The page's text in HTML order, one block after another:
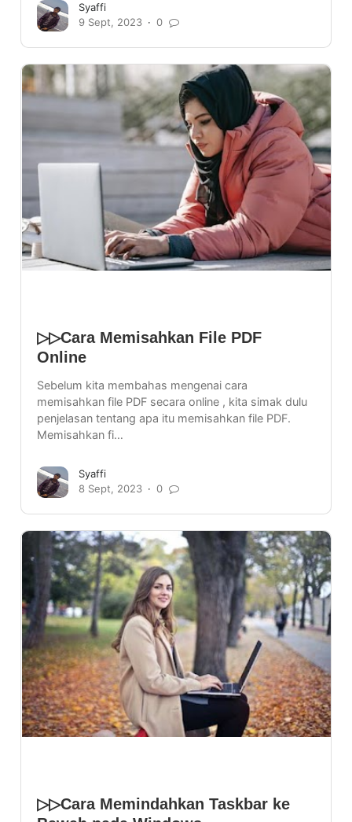
Syaffi
9 Sept, 2023
0
▷▷Cara Memisahkan File PDF
Online
Sebelum kita membahas mengenai cara
memisahkan file PDF secara online , kita simak dulu
penjelasan tentang apa itu memisahkan file PDF.
Memisahkan fi…
Syaffi
8 Sept, 2023
0
▷▷Cara Memindahkan Taskbar ke